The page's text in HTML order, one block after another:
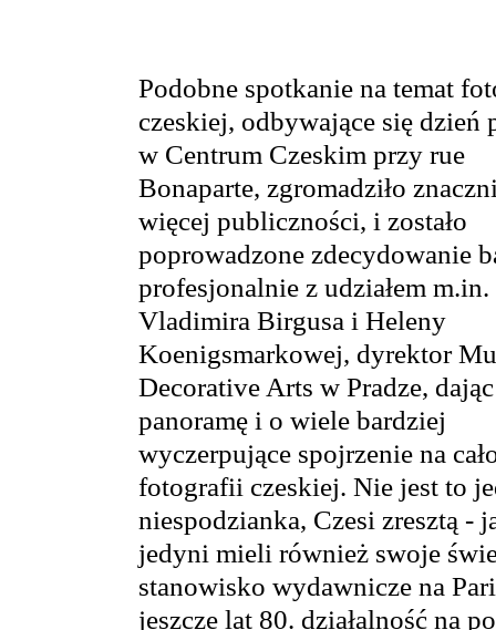
Podobne spotkanie na temat
czeskiej, odbywające się dzień
w Centrum Czeskim przy rue
Bonaparte, zgromadziło
więcej publiczności, i zostało
poprowadzone zdecydowanie
profesjonalnie z udziałem m.in.
Vladimira Birgusa i Heleny
Koenigsmarkowej, dyrektor
Decorative Arts w Pradze,
panoramę i o wiele bardziej
wyczerpujące spojrzenie na
fotografii czeskiej. Nie jest to
niespodzianka, Czesi zresztą -
jedyni mieli również swoje
stanowisko wydawnicze na
jeszcze lat 80. działalność na